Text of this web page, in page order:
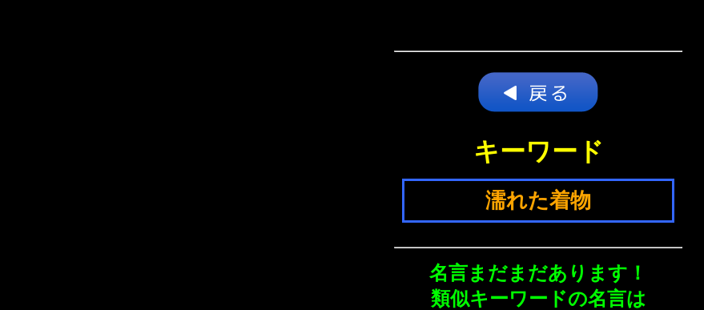
キーワード
濡れた着物
名言まだまだあります！
類似キーワードの名言は